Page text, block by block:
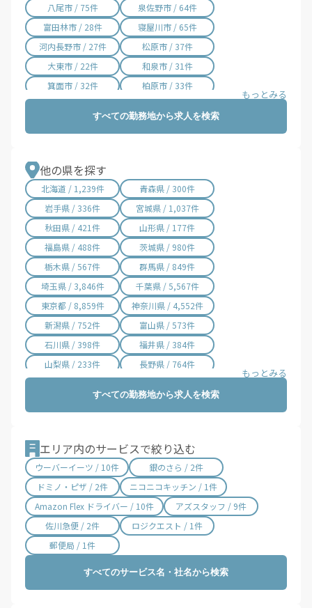
八尾市 / 75件
泉佐野市 / 64件
富田林市 / 28件
寝屋川市 / 65件
河内長野市 / 27件
松原市 / 37件
大東市 / 22件
和泉市 / 31件
箕面市 / 32件
柏原市 / 33件
摂津市 / 74件
高石市 / 27件
泉南市 / 40件
交野市 / 43件
大阪狭山市 / 10件
阪南市 / 19件
島本町 / 1件
豊能町 / 6件
能勢町 / 1件
忠岡町 / 2件
熊取町 / 3件
田尻町 / 1件
岬町 / 12件
太子町 / 1件
河南町 / 1件
千早赤阪村 / 1件
西宮市 / 1件
すべての勤務地から求人を検索
他の県を探す
北海道 / 1,239件
青森県 / 300件
岩手県 / 336件
宮城県 / 1,037件
秋田県 / 421件
山形県 / 177件
福島県 / 488件
茨城県 / 980件
栃木県 / 567件
群馬県 / 849件
埼玉県 / 3,846件
千葉県 / 5,567件
東京都 / 8,859件
神奈川県 / 4,552件
新潟県 / 752件
富山県 / 573件
石川県 / 398件
福井県 / 384件
山梨県 / 233件
長野県 / 764件
愛知県 / 3,055件
三重県 / 1,001件
大阪府 / 3,370件
兵庫県 / 2,496件
奈良県 / 626件
和歌山県 / 296件
鳥取県 / 187件
島根県 / 199件
岡山県 / 755件
広島県 / 1,480件
山口県 / 361件
徳島県 / 161件
香川県 / 502件
愛媛県 / 437件
福岡県 / 1,692件
佐賀県 / 193件
長崎県 / 395件
すべての勤務地から求人を検索
エリア内のサービスで絞り込む
ウーバーイーツ / 10件
銀のさら / 2件
ドミノ・ピザ / 2件
ニコニコキッチン / 1件
Amazon Flex ドライバー / 10件
アズスタッフ / 9件
佐川急便 / 2件
ロジクエスト / 1件
郵便局 / 1件
すべてのサービス名・社名から検索